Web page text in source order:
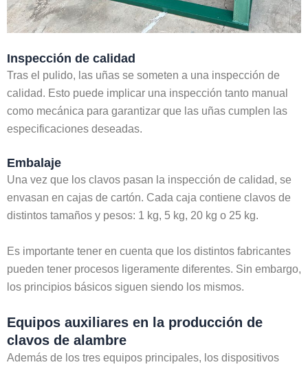
Inspección de calidad
Tras el pulido, las uñas se someten a una inspección de
calidad. Esto puede implicar una inspección tanto manual
como mecánica para garantizar que las uñas cumplen las
especificaciones deseadas.
Embalaje
Una vez que los clavos pasan la inspección de calidad, se
envasan en cajas de cartón. Cada caja contiene clavos de
distintos tamaños y pesos: 1 kg, 5 kg, 20 kg o 25 kg.
Es importante tener en cuenta que los distintos fabricantes
pueden tener procesos ligeramente diferentes. Sin embargo,
los principios básicos siguen siendo los mismos.
Equipos auxiliares en la producción de
clavos de alambre
Además de los tres equipos principales, los dispositivos